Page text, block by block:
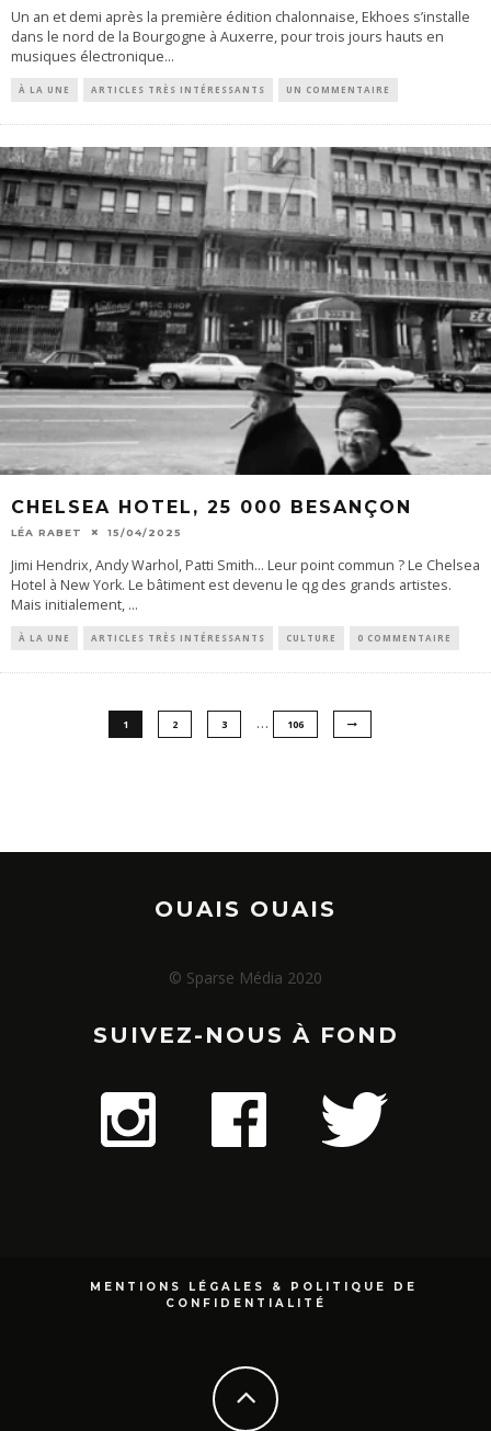
Un an et demi après la première édition chalonnaise, Ekhoes s’installe
dans le nord de la Bourgogne à Auxerre, pour trois jours hauts en
musiques électronique...
À LA UNE ARTICLES TRÈS INTÉRESSANTS UN COMMENTAIRE
CHELSEA HOTEL, 25 000 BESANÇON
LÉA RABET 15/04/2025
Jimi Hendrix, Andy Warhol, Patti Smith… Leur point commun ? Le Chelsea
Hotel à New York. Le bâtiment est devenu le qg des grands artistes.
Mais initialement, ...
À LA UNE ARTICLES TRÈS INTÉRESSANTS CULTURE 0 COMMENTAIRE
1 2 3 … 106
OUAIS OUAIS
© Sparse Média 2020
SUIVEZ-NOUS À FOND
MENTIONS LÉGALES & POLITIQUE DE
CONFIDENTIALITÉ